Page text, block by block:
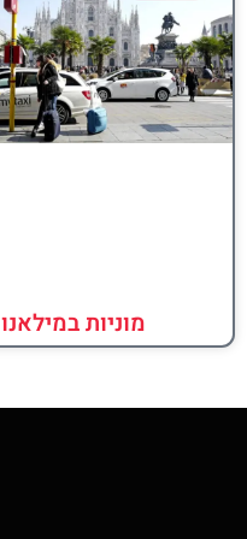
מוניות במילאנו